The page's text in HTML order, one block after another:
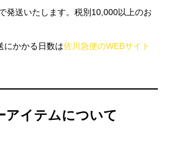
発送いたします。税別10,000以上のお
にかかる日数は佐川急便のWEBサイト
アイテムについて